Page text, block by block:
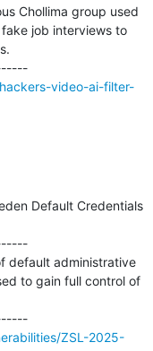
Chollima group used
job interviews to
---------------------------------------------
video-ai-filter-
Default Credentials
default administrative
to gain full control of
---------------------------------------------
ZSL-2025-